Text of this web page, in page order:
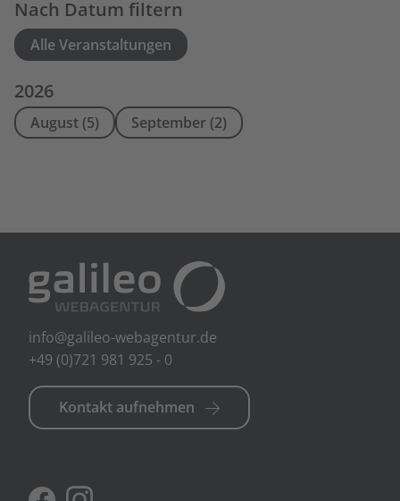
Nach Datum filtern
Alle Veranstaltungen
2026
August (5) September (2)
info@galileo-webagentur.de
+49 (0)721 981 925 - 0
Kontakt aufnehmen